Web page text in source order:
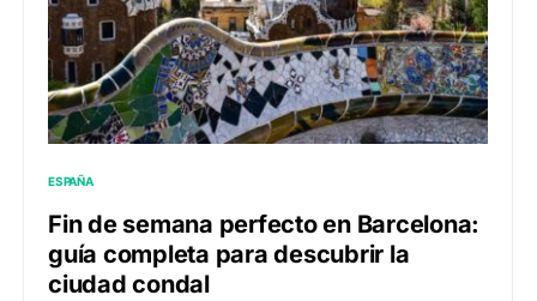
ESPAÑA
Fin de semana perfecto en Barcelona:
guía completa para descubrir la
ciudad condal